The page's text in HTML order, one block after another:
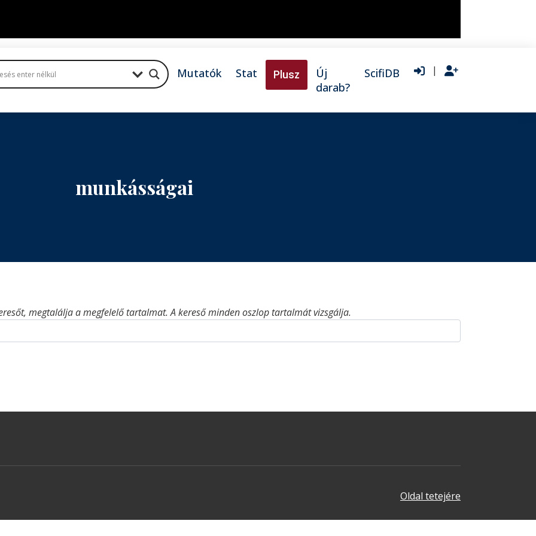
Mutatók Stat Plusz
Új
darab?
ScifiDB |
munkásságai
megtalálja a megfelelő tartalmat. A kereső minden oszlop tartalmát vizsgálja.
Oldal tetejére